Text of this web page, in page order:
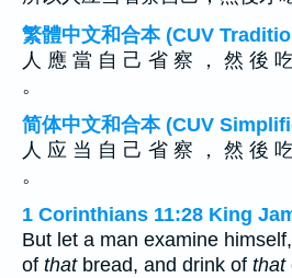
繁體中文和合本 (CUV
人 應 當 自 己 省 察 ， 然 後
。
简体中文和合本 (CUV
人 应 当 自 己 省 察 ， 然 後
。
1 Corinthians 11:28 King
But let a man examine
of thatbread, and drink of that